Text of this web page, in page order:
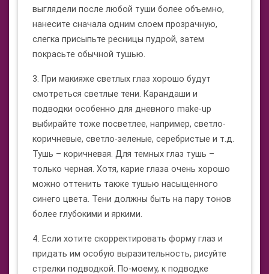
выглядели после любой туши более объемно,
нанесите сначала одним слоем прозрачную,
слегка присыпьте ресницы пудрой, затем
покрасьте обычной тушью.
3. При макияже светлых глаз хорошо будут
смотреться светлые тени. Карандаши и
подводки особенно для дневного make-up
выбирайте тоже посветлее, например, светло-
коричневые, светло-зеленые, серебристые и т.д.
Тушь – коричневая. Для темных глаз тушь –
только черная. Хотя, карие глаза очень хорошо
можно оттенить также тушью насыщенного
синего цвета. Тени должны быть на пару тонов
более глубокими и яркими.
4. Если хотите скорректировать форму глаз и
придать им особую выразительность, рисуйте
стрелки подводкой. По-моему, к подводке